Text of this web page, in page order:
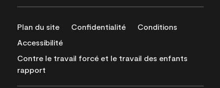
Plan du site Confidentialité
Conditions
Accessibilité
Contre le travail forcé et le travail des enfants
rapport